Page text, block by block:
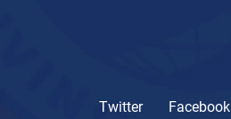
Facebook
Twitter